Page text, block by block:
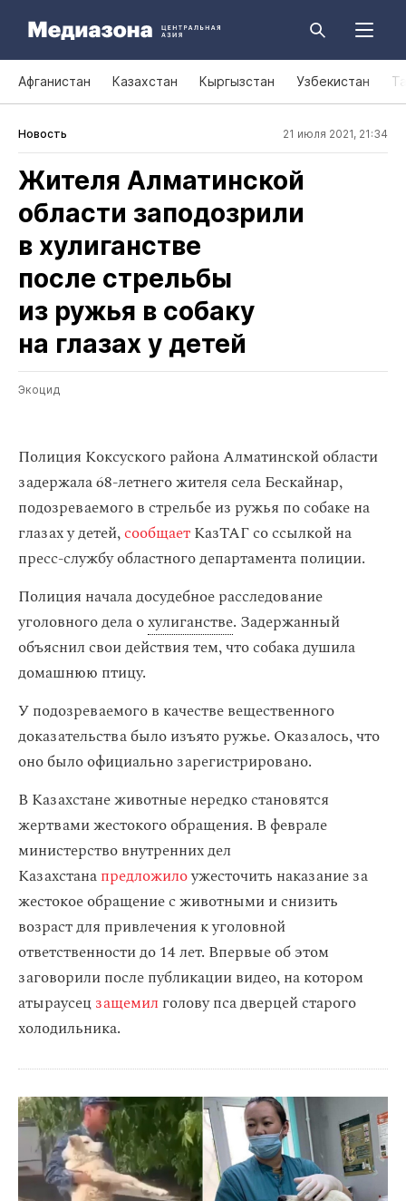
Афганистан Казахстан Кыргызстан Узбекистан
Новость 21 июля 2021, 21:34
Жителя Алматинской
области заподозрили
в хулиганстве
после стрельбы
из ружья в собаку
на глазах у детей
Экоцид
Полиция Коксуского района Алматинской области
задержала 68-летнего жителя села Бескайнар,
подозреваемого в стрельбе из ружья по собаке на
глазах у детей,сообщаетКазТАГ со ссылкой на
пресс-службу областного департамента полиции.
Полиция начала досудебное расследование
уголовного дела охулиганстве. Задержанный
объяснил свои действия тем, что собака душила
домашнюю птицу.
У подозреваемого в качестве вещественного
доказательства было изъято ружье. Оказалось, что
оно было официально зарегистрировано.
В Казахстане животные нередко становятся
жертвами жестокого обращения. В феврале
министерство внутренних дел
Казахстанапредложилоужесточить наказание за
жестокое обращение с животными и снизить
возраст для привлечения к уголовной
ответственности до 14 лет. Впервые об этом
заговорили после публикации видео, на котором
атыраусецзащемил голову пса дверцей старого
холодильника.